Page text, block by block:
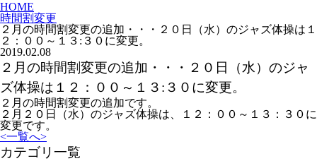
HOME
時間割変更
２月の時間割変更の追加・・・２０日（水）のジャズ体操は１
２：００～１３:３０に変更。
2019.02.08
２月の時間割変更の追加・・・２０日（水）のジャ
ズ体操は１２：００～１３:３０に変更。
２月の時間割変更の追加です。
２月２０日（水）のジャズ体操は、１２：００～１３：３０に
変更です。
<一覧へ>
カテゴリ一覧